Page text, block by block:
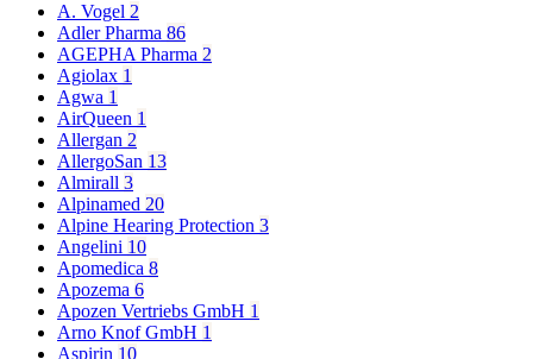
A. Vogel 2
Adler Pharma 86
AGEPHA Pharma 2
Agiolax 1
Agwa 1
AirQueen 1
Allergan 2
AllergoSan 13
Almirall 3
Alpinamed 20
Alpine Hearing Protection 3
Angelini 10
Apomedica 8
Apozema 6
Apozen Vertriebs GmbH 1
Arno Knof GmbH 1
Aspirin 10